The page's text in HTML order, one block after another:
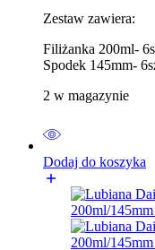
Zestaw zawiera:
Filiżanka 200ml-
Spodek 145mm-
2 w magazynie
Dodaj do koszyka